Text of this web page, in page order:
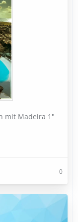
mit Madeira 1"
0